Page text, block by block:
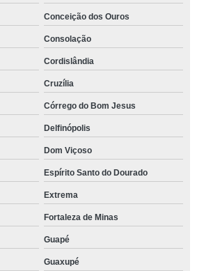
Conceição dos Ouros
Consolação
Cordislândia
Cruzília
Córrego do Bom Jesus
Delfinópolis
Dom Viçoso
Espírito Santo do Dourado
Extrema
Fortaleza de Minas
Guapé
Guaxupé